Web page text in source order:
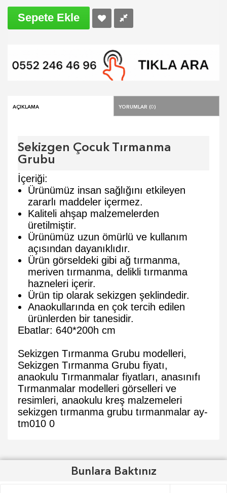
Sepete Ekle
Açıklama Yorumlar (0)
Sekizgen Çocuk Tırmanma
Grubu
İçeriği:
Ürünümüz insan sağlığını etkileyen
zararlı maddeler içermez.
Kaliteli ahşap malzemelerden
üretilmiştir.
Ürünümüz uzun ömürlü ve kullanım
açısından dayanıklıdır.
Ürün görseldeki gibi ağ tırmanma,
meriven tırmanma, delikli tırmanma
hazneleri içerir.
Ürün tip olarak sekizgen şeklindedir.
Anaokullarında en çok tercih edilen
ürünlerden bir tanesidir.
Ebatlar: 640*200h cm
Sekizgen Tırmanma Grubu modelleri,
Sekizgen Tırmanma Grubu fiyatı,
anaokulu Tırmanmalar fiyatları, anasınıfı
Tırmanmalar modelleri görselleri ve
resimleri, anaokulu kreş malzemeleri
sekizgen tırmanma grubu tırmanmalar ay-
tm010 0
Bunlara Baktınız